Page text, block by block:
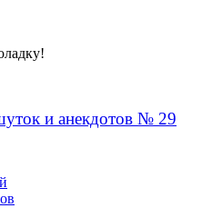
и анекдотов № 29